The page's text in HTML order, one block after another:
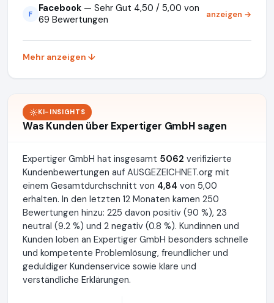
F Facebook — Sehr Gut 4,50 / 5,00 von
69 Bewertungen
anzeigen →
Mehr anzeigen ↓
KI-INSIGHTS
Was Kunden über Expertiger GmbH sagen
Expertiger GmbH hat insgesamt 5062 verifizierte
Kundenbewertungen auf AUSGEZEICHNET.org mit
einem Gesamtdurchschnitt von 4,84 von 5,00
erhalten. In den letzten 12 Monaten kamen 250
Bewertungen hinzu: 225 davon positiv (90 %), 23
neutral (9.2 %) und 2 negativ (0.8 %). Kundinnen und
Kunden loben an Expertiger GmbH besonders schnelle
und kompetente Problemlösung, freundlicher und
geduldiger Kundenservice sowie klare und
verständliche Erklärungen.